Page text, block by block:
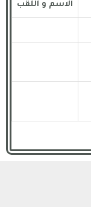
الاسم و اللقب